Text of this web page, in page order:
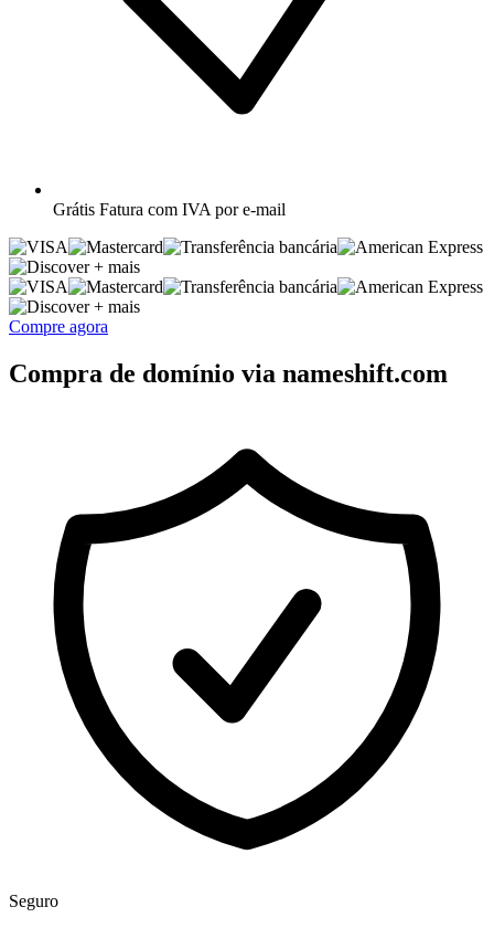
Grátis Fatura com IVA por e-mail
+ mais
+ mais
Compre agora
Compra de domínio via nameshift.com
Seguro